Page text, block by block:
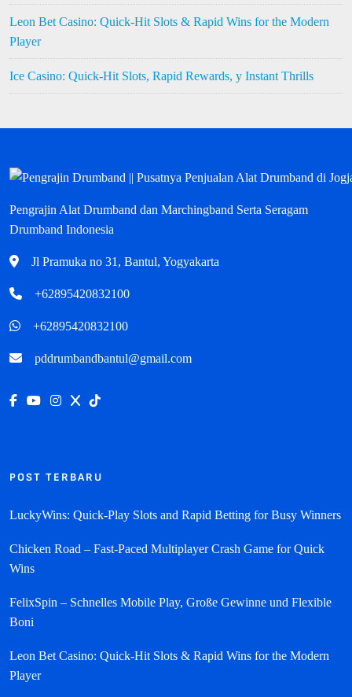
Leon Bet Casino: Quick‑Hit Slots & Rapid Wins for the Modern
Player
Ice Casino: Quick‑Hit Slots, Rapid Rewards, y Instant Thrills
Pengrajin Alat Drumband dan Marchingband Serta Seragam
Drumband Indonesia
Jl Pramuka no 31, Bantul, Yogyakarta
+62895420832100
+62895420832100
pddrumbandbantul@gmail.com
POST TERBARU
LuckyWins: Quick‑Play Slots and Rapid Betting for Busy Winners
Chicken Road – Fast‑Paced Multiplayer Crash Game for Quick
Wins
FelixSpin – Schnelles Mobile Play, Große Gewinne und Flexible
Boni
Leon Bet Casino: Quick‑Hit Slots & Rapid Wins for the Modern
Player